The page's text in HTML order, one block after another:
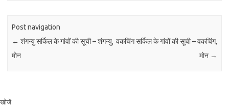
Post navigation
← शंगन्यु सर्किल के गांवों की सूची – शंगन्यु,
मोन
वकचिंग सर्किल के गांवों की सूची – वकचिंग,
मोन →
खोजें